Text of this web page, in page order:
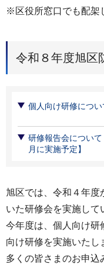
※区役所窓口でも配架
令和８年度旭区
個人向け研修につい
研修報告会について
月に実施予定】
旭区では、令和４年
いた研修会を実施して
今年度は、個人向け研
向け研修を実施いたし
多くの皆さまのお申込